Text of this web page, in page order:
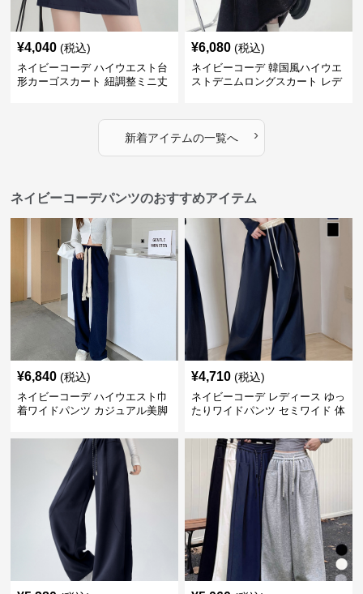
¥4,040 (税込)
ネイビーコーデ ハイウエスト台
形カーゴスカート 紐調整ミニ丈
¥6,080 (税込)
ネイビーコーデ 韓国風ハイウエ
ストデニムロングスカート レデ
新着アイテムの一覧へ ›
ネイビーコーデパンツのおすすめアイテム
¥6,840 (税込)
ネイビーコーデ ハイウエスト巾
着ワイドパンツ カジュアル美脚
¥4,710 (税込)
ネイビーコーデ レディース ゆっ
たりワイドパンツ セミワイド 体